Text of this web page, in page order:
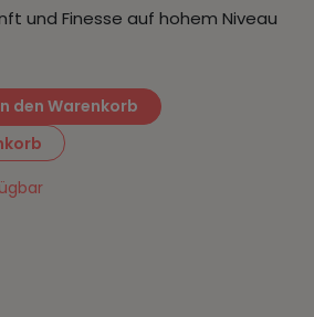
und Finesse auf hohem Niveau
den Warenkorb